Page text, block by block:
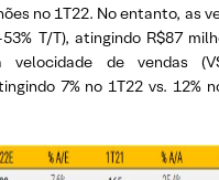
no 1T22. No entanto, as
T/T), atingindo R$87
de vendas
7% no 1T22 vs. 12%